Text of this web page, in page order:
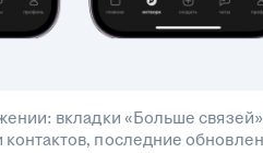
вкладки «Больше
последние